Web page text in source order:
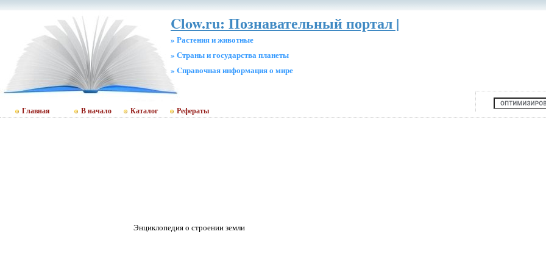
Clow.ru: Познавательный портал |
» Растения и животные
» Страны и государства планеты
» Cправочная информация о мире
Главная В начало Каталог Рефераты
Энциклопедия о строении земли